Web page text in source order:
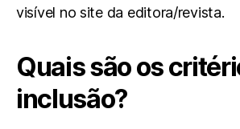
visível no site da editora/revista.
Quais são os
inclusão?